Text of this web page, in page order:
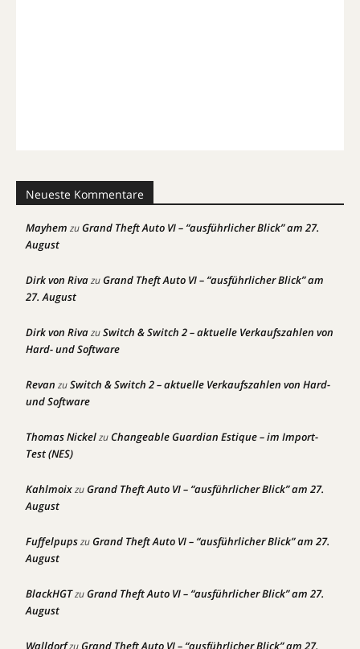
Neueste Kommentare
Mayhem zuGrand Theft Auto VI – “ausführlicher Blick” am 27.
August
Dirk von RivazuGrand Theft Auto VI – “ausführlicher Blick” am
27. August
Dirk von RivazuSwitch & Switch 2 – aktuelle Verkaufszahlen von
Hard- und Software
Revan zuSwitch & Switch 2 – aktuelle Verkaufszahlen von Hard-
und Software
Thomas NickelzuChangeable Guardian Estique – im Import-
Test (NES)
KahlmoixzuGrand Theft Auto VI – “ausführlicher Blick” am 27.
August
FuffelpupszuGrand Theft Auto VI – “ausführlicher Blick” am 27.
August
BlackHGTzuGrand Theft Auto VI – “ausführlicher Blick” am 27.
August